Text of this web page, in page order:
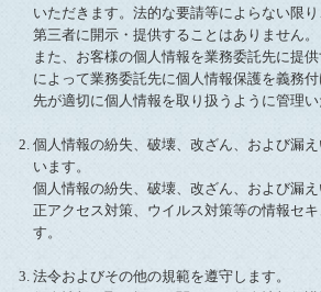
いただきます。法的な要請等によらない限
第三者に開示・提供することはありません。
また、お客様の個人情報を業務委託先に提
によって業務委託先に個人情報保護を義務
先が適切に個人情報を取り扱うように管理い
個人情報の紛失、破壊、改ざん、および漏
います。
個人情報の紛失、破壊、改ざん、および漏
正アクセス対策、ウイルス対策等の情報セ
す。
法令およびその他の規範を遵守します。